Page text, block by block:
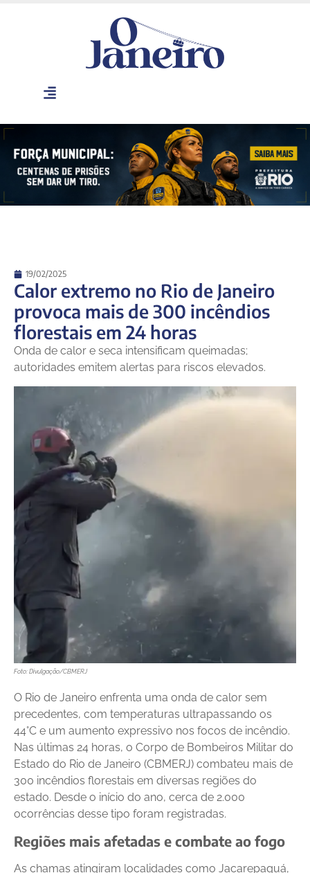
19/02/2025
Calor extremo no Rio de Janeiro
provoca mais de 300 incêndios
florestais em 24 horas
Onda de calor e seca intensificam queimadas;
autoridades emitem alertas para riscos elevados.
Foto: Divulgação/CBMERJ
O Rio de Janeiro enfrenta uma onda de calor sem
precedentes, com temperaturas ultrapassando os
44°C e um aumento expressivo nos focos de incêndio.
Nas últimas 24 horas, o Corpo de Bombeiros Militar do
Estado do Rio de Janeiro (CBMERJ) combateu mais de
300 incêndios florestais em diversas regiões do
estado. Desde o início do ano, cerca de 2.000
ocorrências desse tipo foram registradas.
Regiões mais afetadas e combate ao fogo
As chamas atingiram localidades como Jacarepaguá,